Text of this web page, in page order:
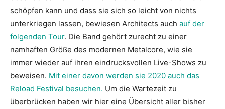
schöpfen kann und dass sie sich so leicht von nichts
unterkriegen lassen, bewiesen Architects auch auf der
folgenden Tour. Die Band gehört zurecht zu einer
namhaften Größe des modernen Metalcore, wie sie
immer wieder auf ihren eindrucksvollen Live-Shows zu
beweisen. Mit einer davon werden sie 2020 auch das
Reload Festival besuchen. Um die Wartezeit zu
überbrücken haben wir hier eine Übersicht aller bisher